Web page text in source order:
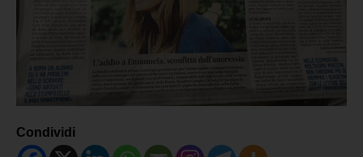
Condividi